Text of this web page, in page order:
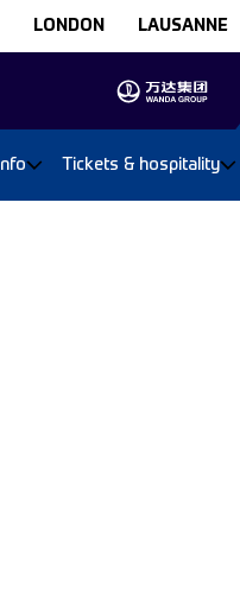
LONDON LAUSANNE
Info Tickets & hospitality